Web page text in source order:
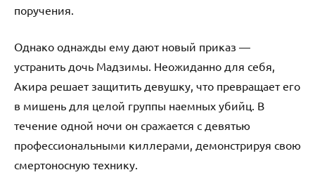
поручения.
Однако однажды ему дают новый приказ —
устранить дочь Мадзимы. Неожиданно для себя,
Акира решает защитить девушку, что превращает его
в мишень для целой группы наемных убийц. В
течение одной ночи он сражается с девятью
профессиональными киллерами, демонстрируя свою
смертоносную технику.